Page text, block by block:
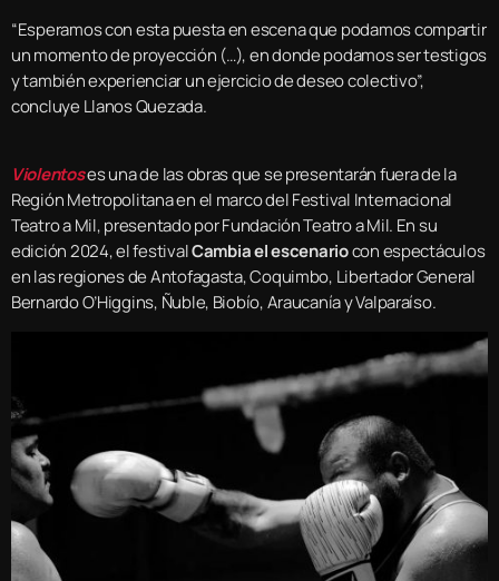
“Esperamos con esta puesta en escena que podamos compartir
un momento de proyección (…), en donde podamos ser testigos
y también experienciar un ejercicio de deseo colectivo”,
concluye Llanos Quezada.
Violentoses una de las obras que se presentarán fuera de la
Región Metropolitana en el marco del Festival Internacional
Teatro a Mil, presentado por Fundación Teatro a Mil. En su
edición 2024, el festivalCambia el escenariocon espectáculos
en las regiones de Antofagasta, Coquimbo, Libertador General
Bernardo O’Higgins, Ñuble, Biobío, Araucanía y Valparaíso.